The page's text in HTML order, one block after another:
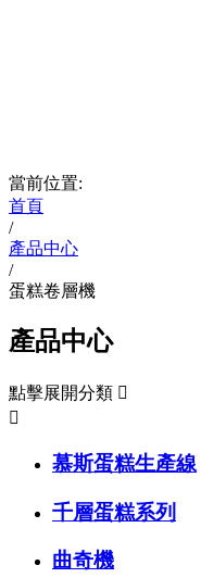
當前位置:
首頁
/
產品中心
/
蛋糕卷層機
產品中心
點擊展開分類 

慕斯蛋糕生產線
千層蛋糕系列
曲奇機